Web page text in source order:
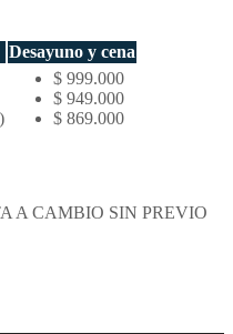
Desayuno y cena
$ 999.000
$ 949.000
$ 869.000
A CAMBIO SIN PREVIO